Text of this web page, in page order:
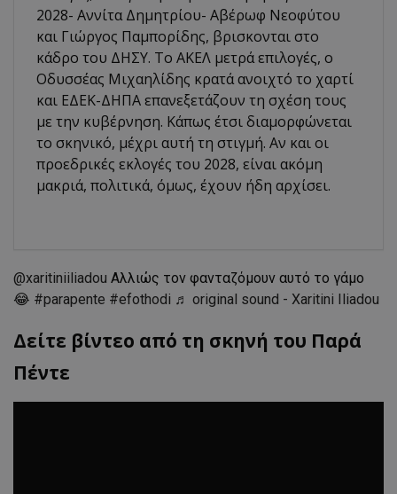
2028- Αννίτα Δημητρίου- Αβέρωφ Νεοφύτου
και Γιώργος Παμπορίδης, βρισκονται στο
κάδρο του ΔΗΣΥ. Το ΑΚΕΛ μετρά επιλογές, ο
Οδυσσέας Μιχαηλίδης κρατά ανοιχτό το χαρτί
και ΕΔΕΚ-ΔΗΠΑ επανεξετάζουν τη σχέση τους
με την κυβέρνηση. Κάπως έτσι διαμορφώνεται
το σκηνικό, μέχρι αυτή τη στιγμή. Αν και οι
προεδρικές εκλογές του 2028, είναι ακόμη
μακριά, πολιτικά, όμως, έχουν ήδη αρχίσει.
@xaritiniiliadou Αλλιώς τον φανταζόμουν αυτό το γάμο
😂 #parapente #efothodi ♬ original sound - Xaritini Iliadou
Δείτε βίντεο από τη σκηνή του Παρά
Πέντε